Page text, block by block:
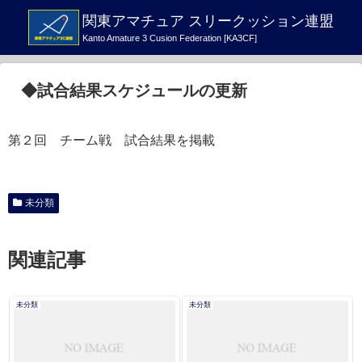
関東アマチュア スリークッション連盟
Kanto Amature 3 Cusion Federation [KA3CF]
◆試合結果スケジュールの更新
第２回 チーム戦 試合結果を掲載
未分類
関連記事
未分類 未分類